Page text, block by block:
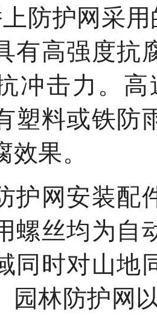
防护网采用
有高强度抗
冲击力。
塑料或铁防
果。
护网安装配
螺丝均为自
同时对山地
园林防护网